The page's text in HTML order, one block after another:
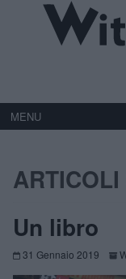
MENU
ARTICOLI
Un libro
31 Gennaio 2019